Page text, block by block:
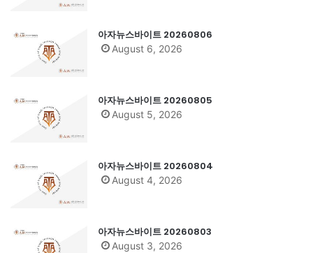
아자뉴스바이트 20260806
August 6, 2026
아자뉴스바이트 20260805
August 5, 2026
아자뉴스바이트 20260804
August 4, 2026
아자뉴스바이트 20260803
August 3, 2026